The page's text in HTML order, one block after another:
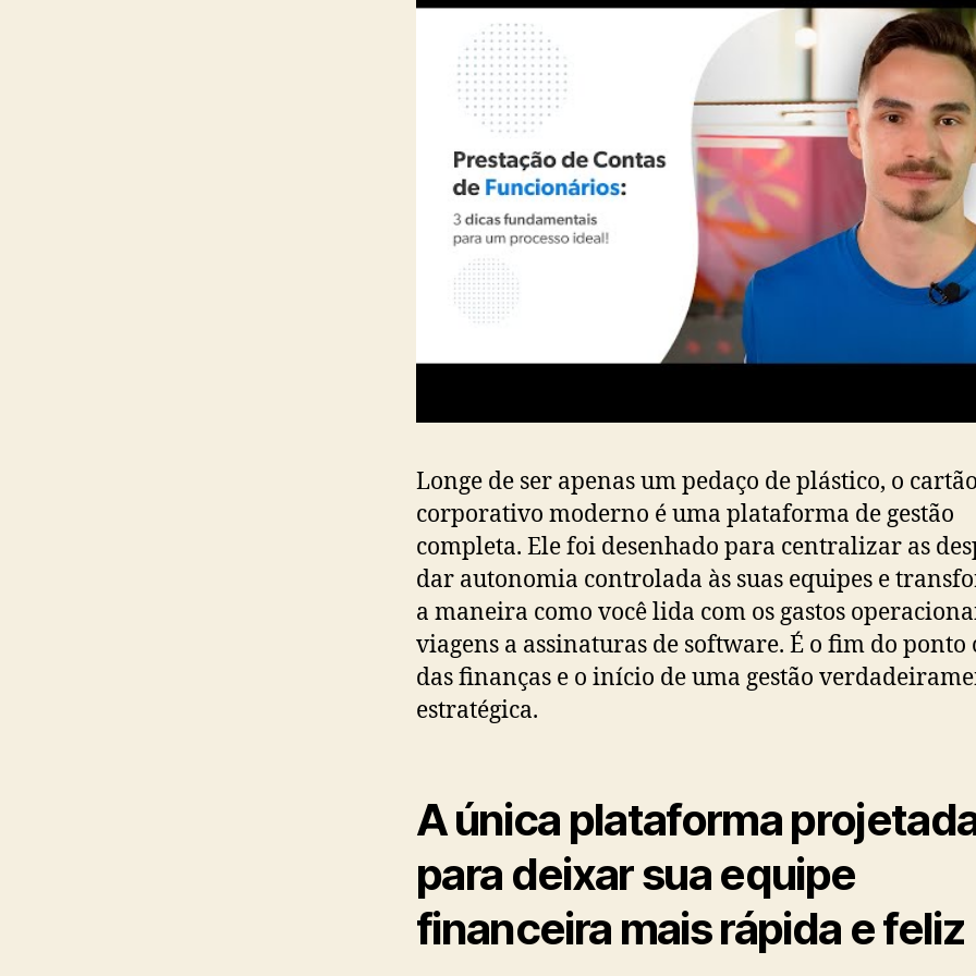
Longe de ser apenas um pedaço de plástico, o
corporativo moderno é uma plataforma de gestão
completa. Ele foi desenhado para centralizar as
dar autonomia controlada às suas equipes e
a maneira como você lida com os gastos
viagens a assinaturas de software. É o fim do ponto
das finanças e o início de uma gestão
estratégica.
A única plataforma
para deixar sua equipe
financeira mais rápida e feliz